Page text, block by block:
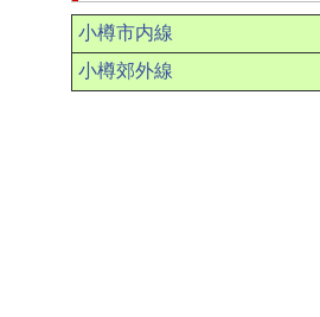
小樽市内線
小樽郊外線